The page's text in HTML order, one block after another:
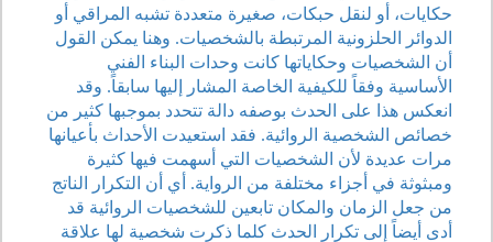
حكايات، أو لنقل حبكات، صغيرة متعددة تشبه المراقي أو
الدوائر الحلزونية المرتبطة بالشخصيات. وهنا يمكن القول
أن الشخصيات وحكاياتها كانت وحدات البناء الفني
الأساسية وفقاً للكيفية الخاصة المشار إليها سابقاً. وقد
انعكس هذا على الحدث بوصفه دالة تتحدد بموجبها كثير من
خصائص الشخصية الروائية. فقد استعيدت الأحداث بأعيانها
مرات عديدة لأن الشخصيات التي أسهمت فيها كثيرة
ومبثوثة في أجزاء مختلفة من الرواية. أي أن التكرار الناتج
من جعل الزمان والمكان تابعين للشخصيات الروائية قد
أدى أيضاً إلى تكرار الحدث كلما ذكرت شخصية لها علاقة